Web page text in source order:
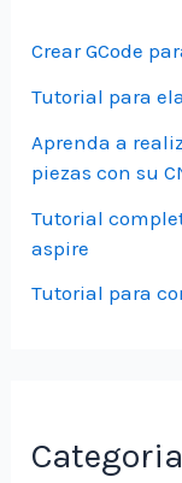
Crear GCode
Tutorial para
Aprenda a
piezas con su
Tutorial
aspire
Tutorial para